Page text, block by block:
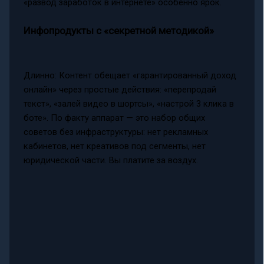
«развод заработок в интернете» особенно ярок.
Инфопродукты с «секретной методикой»
Длинно: Контент обещает «гарантированный доход
онлайн» через простые действия: «перепродай
текст», «залей видео в шортсы», «настрой 3 клика в
боте». По факту аппарат — это набор общих
советов без инфраструктуры: нет рекламных
кабинетов, нет креативов под сегменты, нет
юридической части. Вы платите за воздух.